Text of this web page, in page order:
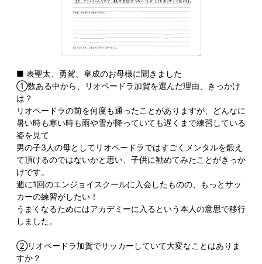
■ 表聖太、勇駕、皇成のお母様に聞きました
①数ある中から、リオペードラ加賀を選んだ理由、きっかけ
は？
リオペードラの前を何度も通ったことがありますが、どんなに
暑い時も寒い時も雨や雪が降っていても遅くまで練習している
姿を見て
男の子3人の母としてリオペードラではすごくメンタルを鍛え
て頂けるのではないかと思い、子供に勧めてみたことがきっか
けです。
週に1回のエンジョイスクールに入会したものの、もっとサッ
カーの練習がしたい！
うまくなるためにはアカデミーに入るという本人の意思で移行
しました。
②リオペードラ加賀でサッカーしていて大変なことはありま
すか？